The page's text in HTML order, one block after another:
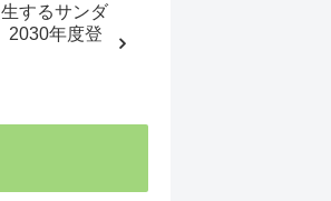
するサンダ
2030年度登